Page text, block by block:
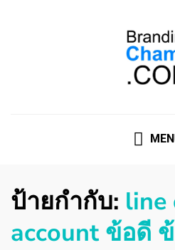
ป้ายกำกับ: line
account ข้อดี